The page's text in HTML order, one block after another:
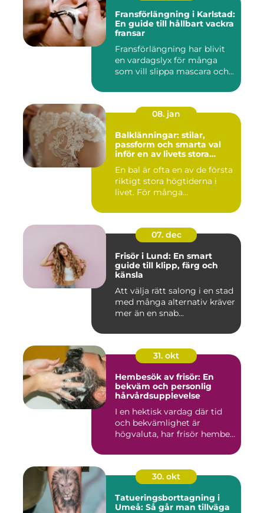
Fransförlängning i Karlstad:
En guide till hållbart vackra
fransar
Fransförlängning har blivit
en vardagslyx för många
som vill slippa mascara och...
08. jan
Balklänningar: stilar,
passform och smarta val
inför en av livets stora
En bal är ofta en av de första
riktigt stora högtiderna i
livet. För många...
07. dec
Frisör i Lund: En smart
guide till klipp, färg och
känsla
Att välja rätt salong i en stad
med många alternativ kräver
mer än en snab...
31. okt
Hembesök av frisör: En
bekväm och personlig
hårvårdsupplevelse
I en hektisk vardag där tid
och bekvämlighet är
högvaluta, har frisör hembe...
30. okt
Tatueringsborttagning i
Umeå: Så går man tillväga